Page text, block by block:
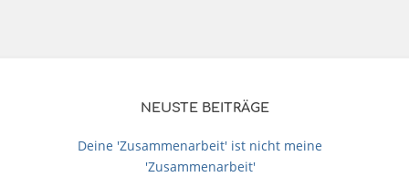
NEUSTE BEITRÄGE
Deine 'Zusammenarbeit' ist nicht meine
'Zusammenarbeit'